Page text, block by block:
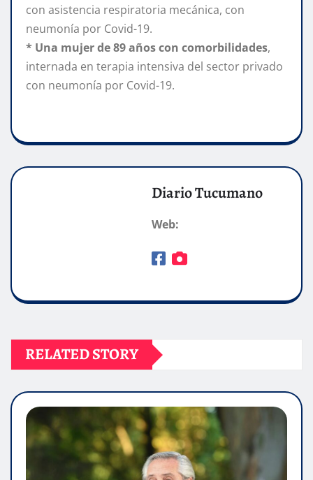
con asistencia respiratoria mecánica, con
neumonía por Covid-19.
* Una mujer de 89 años con comorbilidades,
internada en terapia intensiva del sector privado
con neumonía por Covid-19.
Diario Tucumano
Web:
RELATED STORY